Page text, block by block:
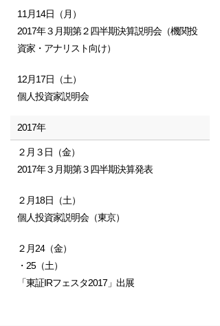
11月14日（月）
2017年３月期第２四半期決算説明会（機関投
資家・アナリスト向け）
12月17日（土）
個人投資家説明会
2017年
２月３日（金）
2017年３月期第３四半期決算発表
２月18日（土）
個人投資家説明会（東京）
２月24（金）
・25（土）
「東証IRフェスタ2017」出展